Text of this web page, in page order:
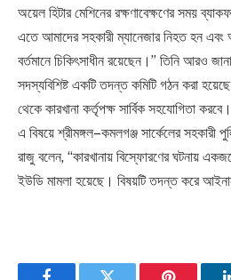
অয়েল হিটার মেশিনের রক্ষণাবেক্ষণের সময়
এতে আমাদের সহকারী ম্যানেজার নিহত হন
বর্তমানে চিকিৎসাধীন রয়েছেন।” তিনি আরও
সদস্যবিশিষ্ট একটি তদন্ত কমিটি গঠন করা
থেকে কারখানা কর্তৃপক্ষ সার্বিক সহযোগিতা করবে।
এ বিষয়ে শ্রীমঙ্গল–কমলগঞ্জ সার্কেলের সহকারী
রাজু বলেন, “কারখানায় বিস্ফোরণের ঘটনায়
ইউডি মামলা হয়েছে। বিষয়টি তদন্ত করে